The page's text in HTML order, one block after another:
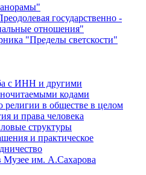
государственно -
отношения"
"Пределы светскости"
с ИНН и другими
кодами
религии в обществе в целом
и права человека
структуры
и практическое
Музее им. А.Сахарова